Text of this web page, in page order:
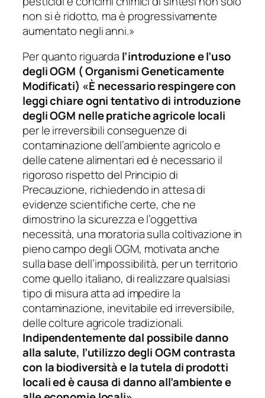
non si è ridotto, ma è progressivamente
aumentato negli anni.»
Per quanto riguarda l’introduzione e l’uso
degli OGM ( Organismi Geneticamente
Modificati) «È necessario respingere con
leggi chiare ogni tentativo di introduzione
degli OGM nelle pratiche agricole locali
per le irreversibili conseguenze di
contaminazione dell’ambiente agricolo e
delle catene alimentari ed è necessario il
rigoroso rispetto del Principio di
Precauzione, richiedendo in attesa di
evidenze scientifiche certe, che ne
dimostrino la sicurezza e l’oggettiva
necessità, una moratoria sulla coltivazione in
pieno campo degli OGM, motivata anche
sulla base dell’impossibilità, per un territorio
come quello italiano, di realizzare qualsiasi
tipo di misura atta ad impedire la
contaminazione, inevitabile ed irreversibile,
delle colture agricole tradizionali.
Indipendentemente dal possibile danno
alla salute, l’utilizzo degli OGM contrasta
con la biodiversità e la tutela di prodotti
locali ed è causa di danno all’ambiente e